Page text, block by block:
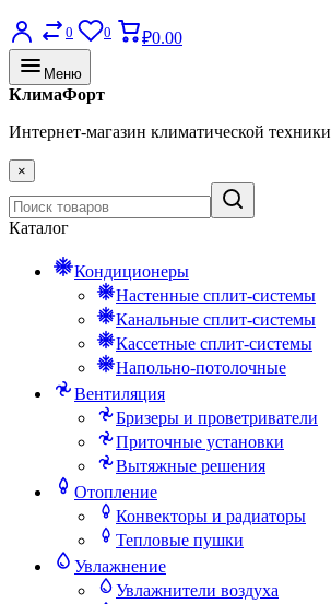
0 0 ₽0.00
Меню
КлимаФорт
Интернет-магазин климатической техники
×
Каталог
Кондиционеры
Настенные сплит-системы
Канальные сплит-системы
Кассетные сплит-системы
Напольно-потолочные
Вентиляция
Бризеры и проветриватели
Приточные установки
Вытяжные решения
Отопление
Конвекторы и радиаторы
Тепловые пушки
Увлажнение
Увлажнители воздуха